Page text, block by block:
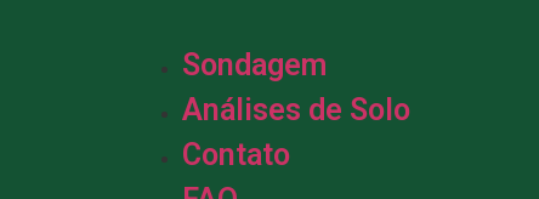
Sondagem
Análises de Solo
Contato